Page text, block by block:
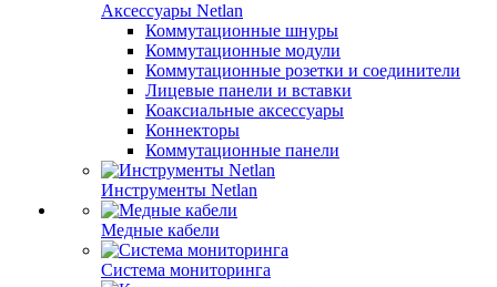
Аксессуары Netlan
Коммутационные шнуры
Коммутационные модули
Коммутационные розетки и соединители
Лицевые панели и вставки
Коаксиальные аксессуары
Коннекторы
Коммутационные панели
Инструменты Netlan
Медные кабели
Система мониторинга